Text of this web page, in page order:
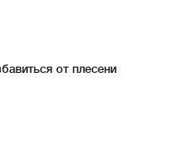
от плесени